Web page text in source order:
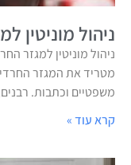
ניהול מוניטין
ניהול מוניטין למגזר
מטריד את המגזר
משפטיים וכתבות.
קרא עוד »